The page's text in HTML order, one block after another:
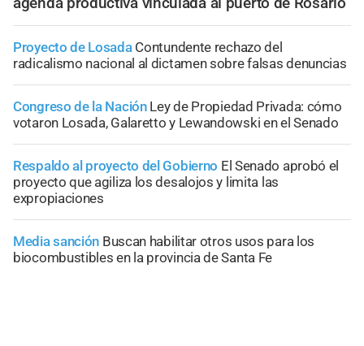
Proyecto de Losada Contundente rechazo del
radicalismo nacional al dictamen sobre falsas denuncias
Congreso de la Nación Ley de Propiedad Privada: cómo
votaron Losada, Galaretto y Lewandowski en el Senado
Respaldo al proyecto del Gobierno El Senado aprobó el
proyecto que agiliza los desalojos y limita las
expropiaciones
Media sanción Buscan habilitar otros usos para los
biocombustibles en la provincia de Santa Fe